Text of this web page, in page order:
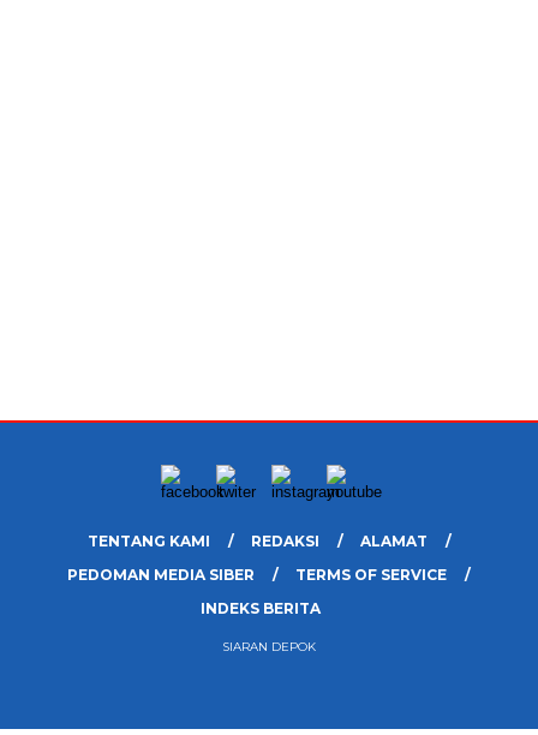
TENTANG KAMI REDAKSI
ALAMAT
PEDOMAN MEDIA SIBER
TERMS OF SERVICE
INDEKS BERITA
SIARAN DEPOK